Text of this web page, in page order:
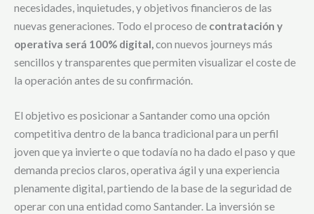
necesidades, inquietudes, y objetivos financieros de las
nuevas generaciones. Todo el proceso de contratación y
operativa será 100% digital,con nuevos journeys más
sencillos y transparentes que permiten visualizar el coste de
la operación antes de su confirmación.
El objetivo es posicionar a Santander como una opción
competitiva dentro de la banca tradicional para un perfil
joven que ya invierte o que todavía no ha dado el paso y que
demanda precios claros, operativa ágil y una experiencia
plenamente digital, partiendo de la base de la seguridad de
operar con una entidad como Santander. La inversión se